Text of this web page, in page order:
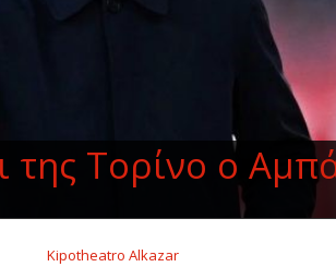
της Τορίνο ο